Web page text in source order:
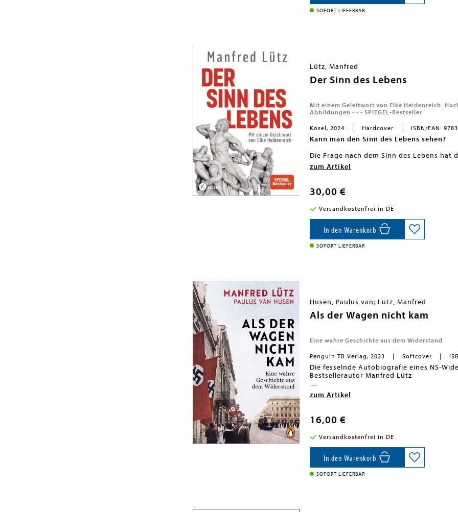
SOFORT LIEFERBAR
Lütz, Manfred
Der Sinn des Lebens
Mit einem Geleitwort von Elke Heidenreich.
Abbildungen - - - SPIEGEL-Bestseller
Kösel, 2024 Hardcover ISBN/EAN:
Kann man den Sinn des Lebens sehen?
Die Frage nach dem Sinn des Lebens
lang umgetrieben. Man kann den Sinn des
studiert. Man kann ihn
Psychotherapeut geworden. Aber wie
Viele Menschen sehen ihn in der
Naturwissenschaftler wie Albert Einstein
Weltalls irgendeinen Sinn sehen würde.
kaum ein Ort hat die größten Künstler der
Manfred Lütz kennt und liebt diese Stadt
Schon als Student hat er Menschen
sondern um ihnen dort den Sinn des
und davon handelt dieses Buch, kann
Dieses Buch ist der perfekte Begleiter für
Ausstattung: Mit 155 Farbfotos
zum Artikel
30,00 €
Versandkostenfrei in DE
In den Warenkorb
SOFORT LIEFERBAR
Husen, Paulus van; Lütz, Manfred
Als der Wagen nicht kam
Eine wahre Geschichte aus dem Widerstand
Penguin TB Verlag, 2023 Softcover
Die fesselnde Autobiografie eines NS-
Bestsellerautor Manfred Lütz
Manfred Lütz hat die zeitgeschichtlich
und herausgegeben. Als Mitglied des
Lebens. In seinen Erinnerungen schildert
seinem wohlgeordneten Leben wirft, wie
Konflikt mit den Nazis gerät. Er erzählt,
nach dem missglückten Attentat auf
das KZ mit Glück und Geschick überlebt.
Husen schließlich der erste
Lebensgeschichte liest sich wie ein Roman.
zum Artikel
16,00 €
Versandkostenfrei in DE
In den Warenkorb
SOFORT LIEFERBAR